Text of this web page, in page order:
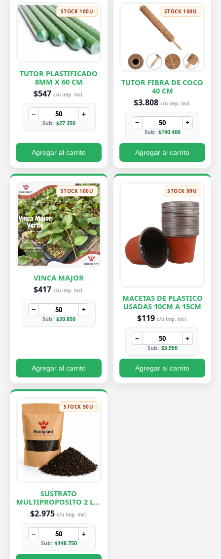
STOCK 100U
TUTOR PLASTIFICADO
8MM X 60 CM
$547 c/u imp. incl.
− +
Sub: $27.350
Agregar al carrito
STOCK 100U
TUTOR FIBRA DE COCO
40 CM
$3.808 c/u imp. incl.
− +
Sub: $190.400
Agregar al carrito
STOCK 100U
VINCA MAJOR
$417 c/u imp. incl.
− +
Sub: $20.850
Agregar al carrito
STOCK 99U
MACETAS DE PLASTICO
USADAS 10CM A 15CM
$119 c/u imp. incl.
− +
Sub: $5.950
Agregar al carrito
STOCK 50U
SUSTRATO
MULTIPROPOSITO 2 LTS
ROELPLANT
$2.975 c/u imp. incl.
− +
Sub: $148.750